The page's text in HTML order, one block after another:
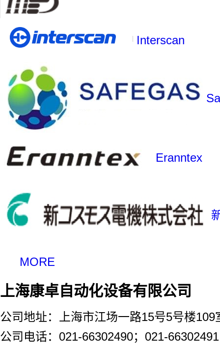
Interscan
Eranntex
MORE
上海康卓自动化设备有限公司
公司地址：上海市江场一路15号5号楼109
公司电话：021-66302490；021-